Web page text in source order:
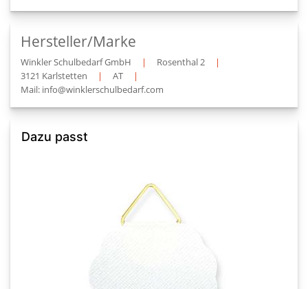
Hersteller/Marke
Winkler Schulbedarf GmbH | Rosenthal 2
|
3121 Karlstetten
| AT
|
Mail: info@winklerschulbedarf.com
Dazu passt